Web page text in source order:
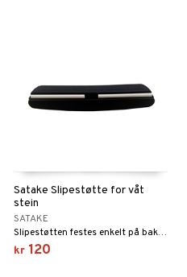
Satake Slipestøtte for våt
stein
SATAKE
Slipestøtten festes enkelt på baksiden av kniven og stabiliserer deretter vinkelen på kniven mot brynet.
kr 120